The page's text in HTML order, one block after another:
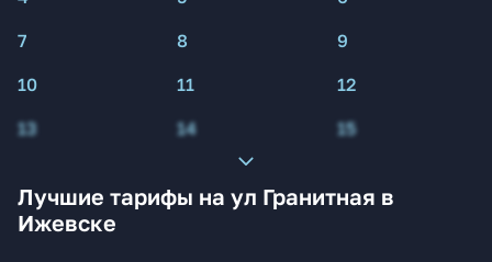
7
8
9
10
11
12
13
14 15
Лучшие тарифы на ул Гранитная в
Ижевске